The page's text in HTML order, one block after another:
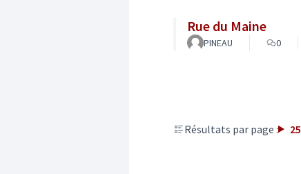
Rue du Maine
PINEAU 0
Résultats par page : 25